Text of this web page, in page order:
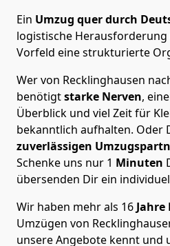
Ein Umzug quer durch
logistische
Vorfeld eine strukturierte
Wer von Recklinghausen
benötigtstarke Nerven,
Überblick und viel Zeit für
bekanntlich aufhalten. Oder
zuverlässigen
Schenke uns nur 1 Minuten
übersenden Dir ein
Wir haben mehr als 16
Umzügen von
unsere Angebote kennt und